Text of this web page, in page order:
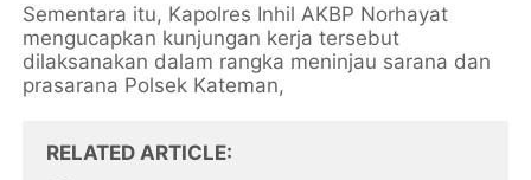
Sementara itu, Kapolres Inhil AKBP Norhayat
mengucapkan kunjungan kerja tersebut
dilaksanakan dalam rangka meninjau sarana dan
prasarana Polsek Kateman,
RELATED ARTICLE